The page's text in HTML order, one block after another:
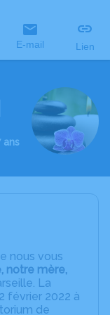
E-mail Lien
ans
nous vous
notre mère,
La
février 2022 à
de